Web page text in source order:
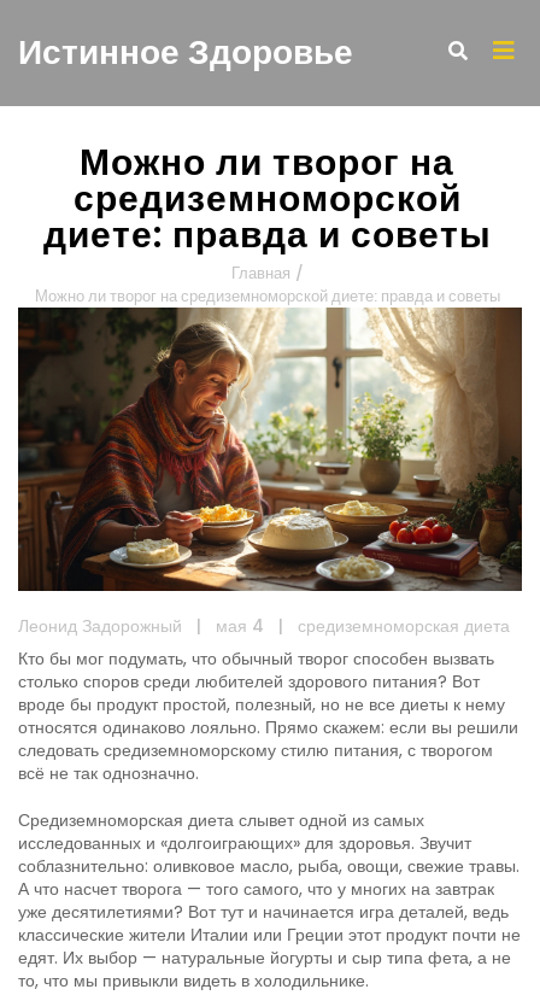
Истинное Здоровье
Можно ли творог на
средиземноморской
диете: правда и советы
Главная /
Можно ли творог на средиземноморской диете: правда и советы
Леонид Задорожный | мая 4 |
средиземноморская диета
Кто бы мог подумать, что обычный творог способен вызвать
столько споров среди любителей здорового питания? Вот
вроде бы продукт простой, полезный, но не все диеты к нему
относятся одинаково лояльно. Прямо скажем: если вы решили
следовать средиземноморскому стилю питания, с творогом
всё не так однозначно.
Средиземноморская диета слывет одной из самых
исследованных и «долгоиграющих» для здоровья. Звучит
соблазнительно: оливковое масло, рыба, овощи, свежие травы.
А что насчет творога — того самого, что у многих на завтрак
уже десятилетиями? Вот тут и начинается игра деталей, ведь
классические жители Италии или Греции этот продукт почти не
едят. Их выбор — натуральные йогурты и сыр типа фета, а не
то, что мы привыкли видеть в холодильнике.